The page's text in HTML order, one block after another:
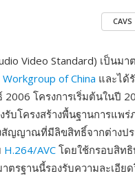
CAVS
Video Standard) เป็น
of China และได้
โครงการเริ่มต้นในปี
รับโครงสร้างพื้นฐานการแ
ญญาณที่มีลิขสิทธิ์จากต่างปร
H.264/AVC โดยใช้กรอบสิท
ตรฐานนี้รองรับความละเอี